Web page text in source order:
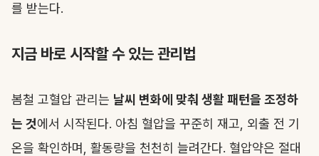
를 받는다.
지금 바로 시작할 수 있는 관리법
봄철 고혈압 관리는 날씨 변화에 맞춰 생활 패턴을 조정하
는 것에서 시작된다. 아침 혈압을 꾸준히 재고, 외출 전 기
온을 확인하며, 활동량을 천천히 늘려간다. 혈압약은 절대